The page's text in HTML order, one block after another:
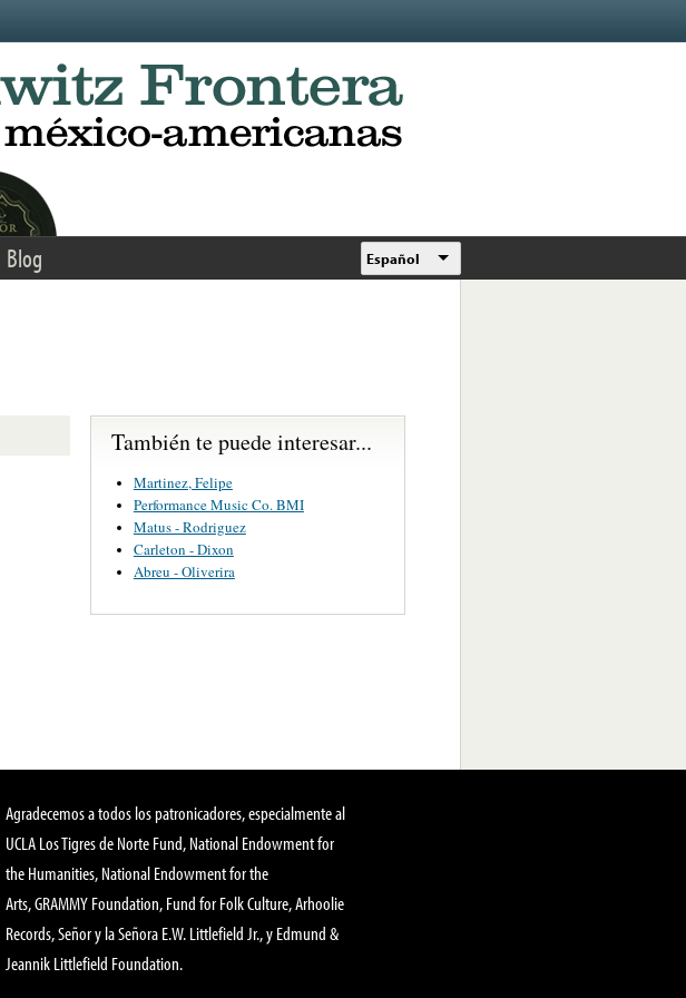
Blog Español
También te puede interesar...
Martinez, Felipe
Performance Music Co. BMI
Matus - Rodriguez
Carleton - Dixon
Abreu - Oliverira
Agradecemos a todos los patronicadores, especialmente al
UCLA Los Tigres de Norte Fund, National Endowment for
the Humanities, National Endowment for the
Arts, GRAMMY Foundation, Fund for Folk Culture, Arhoolie
Records, Señor y la Señora E.W. Littlefield Jr., y Edmund &
Jeannik Littlefield Foundation.